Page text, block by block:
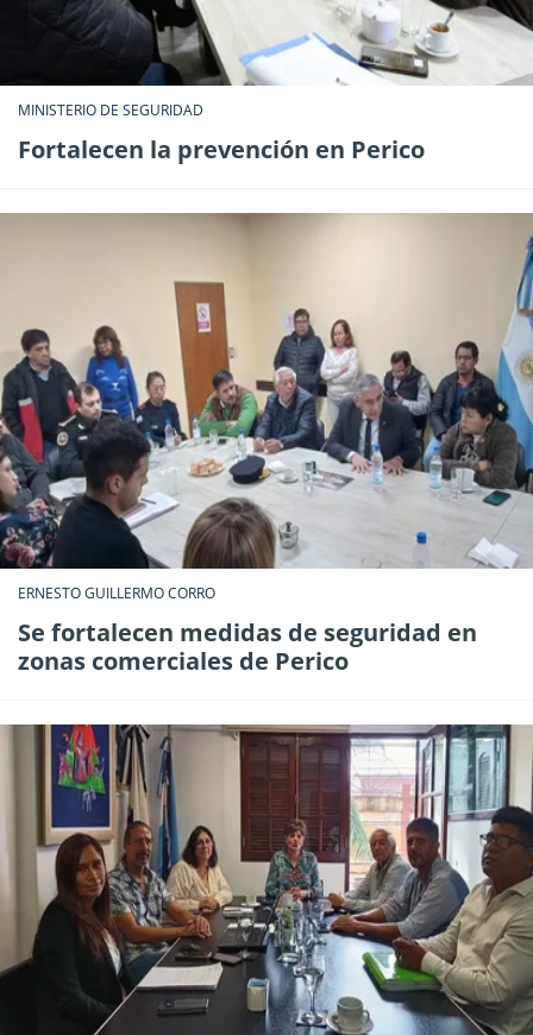
MINISTERIO DE SEGURIDAD
Fortalecen la prevención en Perico
ERNESTO GUILLERMO CORRO
Se fortalecen medidas de seguridad en
zonas comerciales de Perico